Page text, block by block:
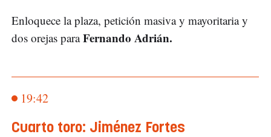
Enloquece la plaza, petición masiva y mayoritaria y
dos orejas paraFernando Adrián.
19:42
Cuarto toro: Jiménez Fortes